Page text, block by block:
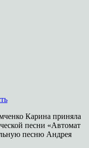
Карина приняла
песни «Автомат
песню Андрея